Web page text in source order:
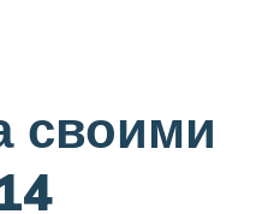
своими